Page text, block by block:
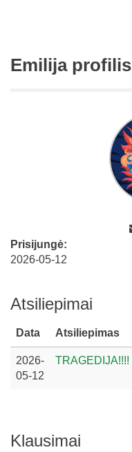
Emilija profilis
Prisijungė:
2026-05-12
Atsiliepimai
Data Atsiliepimas
2026-
05-12
TRAGEDIJA!!!!
Klausimai